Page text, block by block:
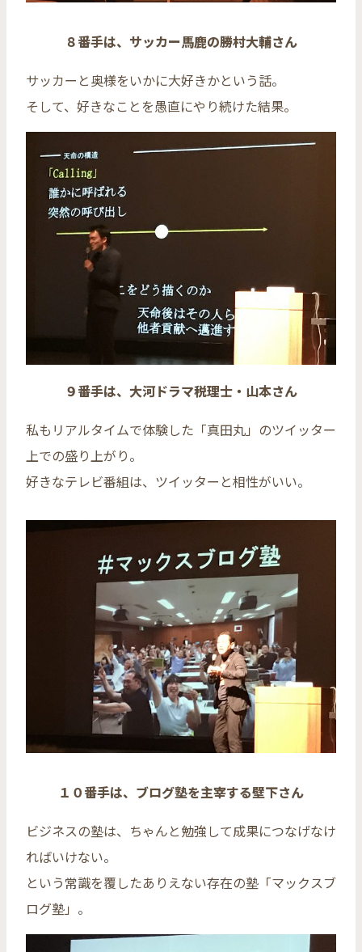
８番手は、サッカー馬鹿の勝村大輔さん
サッカーと奥様をいかに大好きかという話。
そして、好きなことを愚直にやり続けた結果。
９番手は、大河ドラマ税理士・山本さん
私もリアルタイムで体験した「真田丸」のツイッター
上での盛り上がり。
好きなテレビ番組は、ツイッターと相性がいい。
１０番手は、ブログ塾を主宰する壁下さん
ビジネスの塾は、ちゃんと勉強して成果につなげなけ
ればいけない。
という常識を覆したありえない存在の塾「マックスブ
ログ塾」。